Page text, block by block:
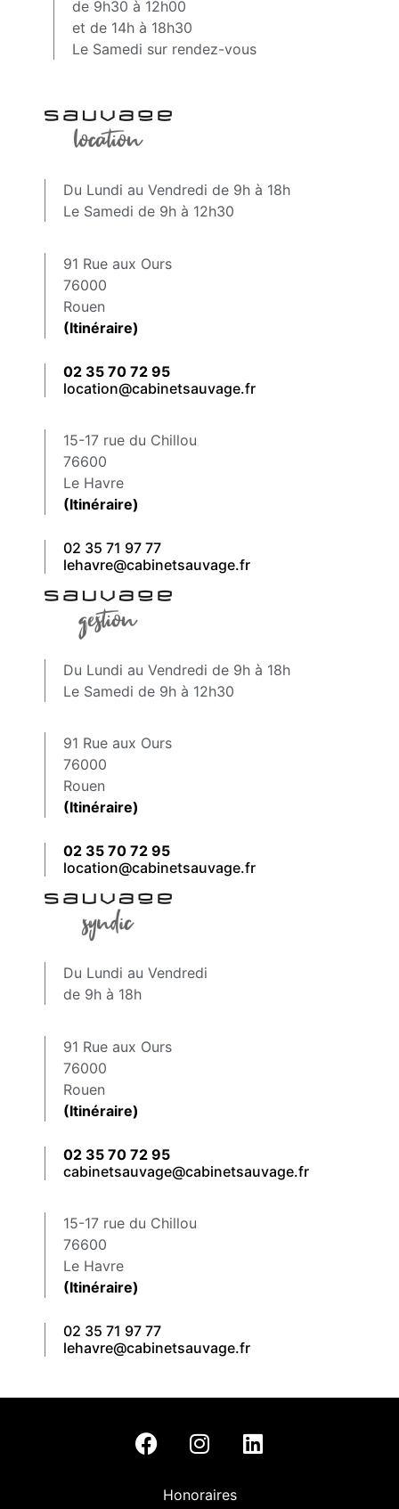
de 9h30 à 12h00
et de 14h à 18h30
Le Samedi sur rendez-vous
Du Lundi au Vendredi de 9h à 18h
Le Samedi de 9h à 12h30
91 Rue aux Ours
76000
Rouen
(Itinéraire)
02 35 70 72 95
location@cabinetsauvage.fr
15-17 rue du Chillou
76600
Le Havre
(Itinéraire)
02 35 71 97 77
lehavre@cabinetsauvage.fr
Du Lundi au Vendredi de 9h à 18h
Le Samedi de 9h à 12h30
91 Rue aux Ours
76000
Rouen
(Itinéraire)
02 35 70 72 95
location@cabinetsauvage.fr
Du Lundi au Vendredi
de 9h à 18h
91 Rue aux Ours
76000
Rouen
(Itinéraire)
02 35 70 72 95
cabinetsauvage@cabinetsauvage.fr
15-17 rue du Chillou
76600
Le Havre
(Itinéraire)
02 35 71 97 77
lehavre@cabinetsauvage.fr
Honoraires